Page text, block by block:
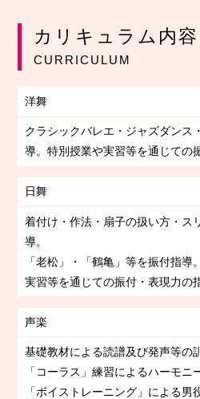
カリキュラム内容
CURRICULUM
洋舞
クラシックバレエ・ジャズダンス
導。特別授業や実習等を通じての
日舞
着付け・作法・扇子の扱い方・ス
導。
「老松」・「鶴亀」等を振付指導。
実習等を通じての振付・表現力の
声楽
基礎教材による読譜及び発声等の
「コーラス」練習によるハーモニ
「ボイストレーニング」による男